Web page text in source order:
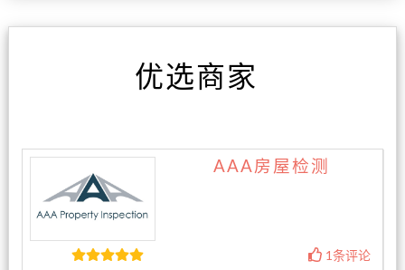
优选商家
AAA房屋检测
1条评论